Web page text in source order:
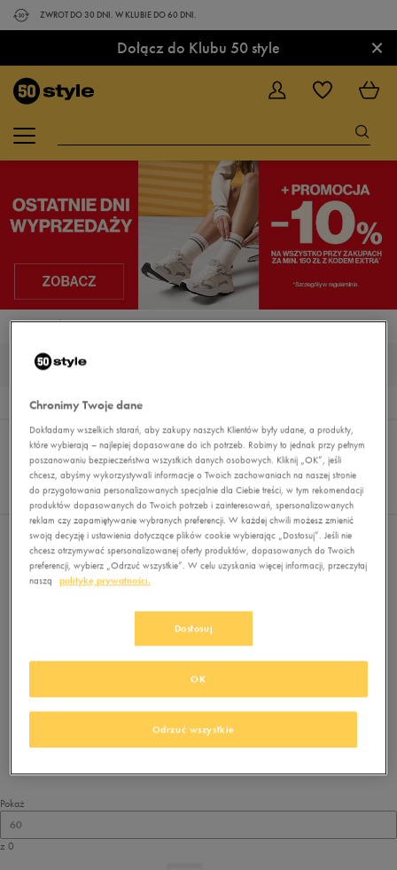
ZWROT DO 30 DNI. W KLUBIE DO 60 DNI.
Dołącz do Klubu 50 style ×
STRONA GŁÓWNA NIKE RENEW RETALIATION
MĘSKIE NIKE RENEW RETALIATION
0
Wyników
Sortuj:
REKOMENDOWANE
FILTRUJ
Pokaż
60
z 0
Nie wybrano filtrów
Brak produktów do wyświetlenia
Zmień kryteria wyszukiwania lub
usuń wybrane filtry
Pokaż
60
z 0
Chronimy Twoje dane
Dokładamy wszelkich starań, aby zakupy naszych Klientów były udane, a produkty,
które wybierają – najlepiej dopasowane do ich potrzeb. Robimy to jednak przy pełnym
poszanowaniu bezpieczeństwa wszystkich danych osobowych. Kliknij „OK”, jeśli
chcesz, abyśmy wykorzystywali informacje o Twoich zachowaniach na naszej stronie
do przygotowania personalizowanych specjalnie dla Ciebie treści, w tym rekomendacji
produktów dopasowanych do Twoich potrzeb i zainteresowań, spersonalizowanych
reklam czy zapamiętywanie wybranych preferencji. W każdej chwili możesz zmienić
swoją decyzję i ustawienia dotyczące plików cookie wybierając „Dostosuj”. Jeśli nie
chcesz otrzymywać spersonalizowanej oferty produktów, dopasowanych do Twoich
preferencji, wybierz „Odrzuć wszystkie”. W celu uzyskania więcej informacji, przeczytaj
naszą
politykę prywatności.
Dostosuj
Odrzuć wszystkie
OK